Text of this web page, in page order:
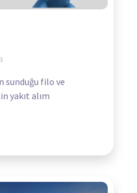
sunduğu filo ve
yakıt alım